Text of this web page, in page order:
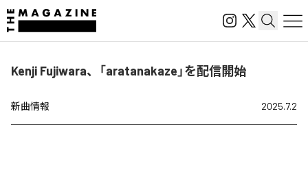
Kenji Fujiwara、「aratanakaze」を配信開始
新曲情報 2025.7.2